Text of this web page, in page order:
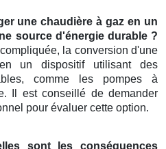
une chaudière à gaz en un
source d'énergie durable ?
la conversion d'une
un dispositif utilisant des
comme les pompes à
Il est conseillé de demander
pour évaluer cette option.
sont les conséquences